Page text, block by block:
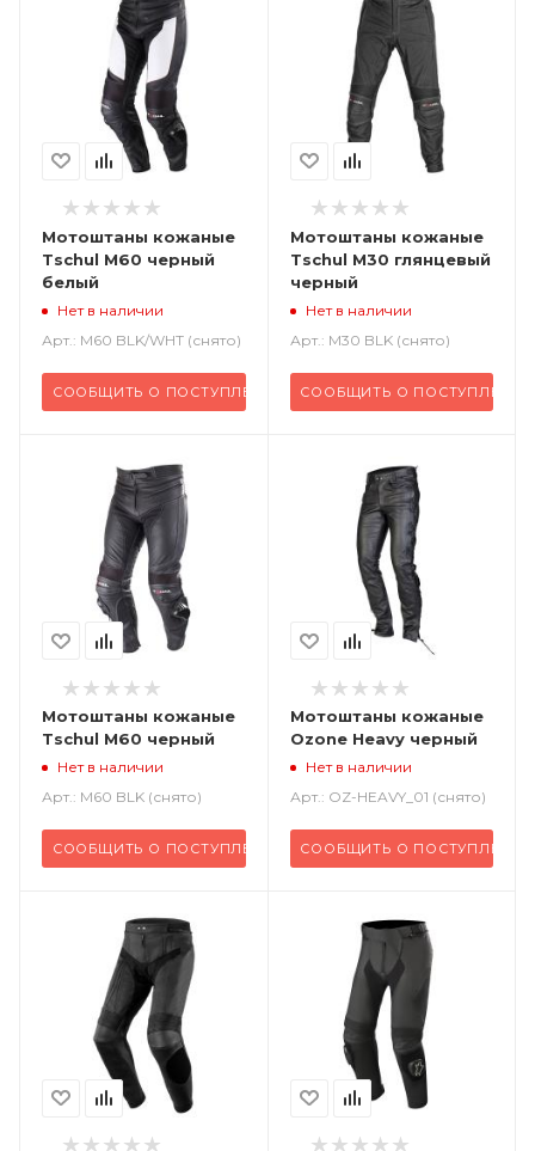
Мотоштаны кожаные
Tschul M60 черный
белый
Нет в наличии
Арт.: M60 BLK/WHT (снято)
СООБЩИТЬ О ПОСТУПЛЕНИИ
Мотоштаны кожаные
Tschul M30 глянцевый
черный
Нет в наличии
Арт.: M30 BLK (снято)
СООБЩИТЬ О ПОСТУПЛЕНИИ
Мотоштаны кожаные
Tschul M60 черный
Нет в наличии
Арт.: M60 BLK (снято)
СООБЩИТЬ О ПОСТУПЛЕНИИ
Мотоштаны кожаные
Ozone Heavy черный
Нет в наличии
Арт.: OZ-HEAVY_01 (снято)
СООБЩИТЬ О ПОСТУПЛЕНИИ